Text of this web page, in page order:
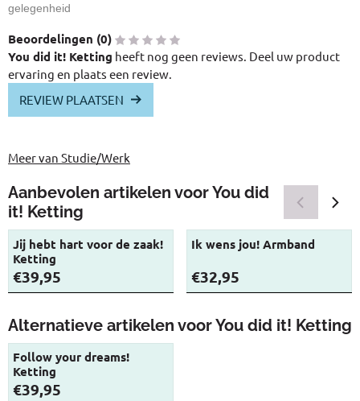
gelegenheid
Beoordelingen (0)
You did it! Ketting heeft nog geen reviews. Deel uw product
ervaring en plaats een review.
REVIEW PLAATSEN
Meer van Studie/Werk
Aanbevolen artikelen voorYou did
it! Ketting
Jij hebt hart voor de zaak!
Ketting
Prijs: 39,95
€39,95
Ik wens jou! Armband
Prijs: 32,95
€32,95
Alternatieve artikelen voorYou did it! Ketting
Follow your dreams!
Ketting
Prijs: 39,95
€39,95